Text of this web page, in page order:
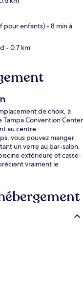
pour enfants)- 8 min à
- 0.7 km
de choix, à
Tampa Convention Center
au centre
vous pouvez manger
un verre au bar-salon.
extérieure et casse-
vraiment le